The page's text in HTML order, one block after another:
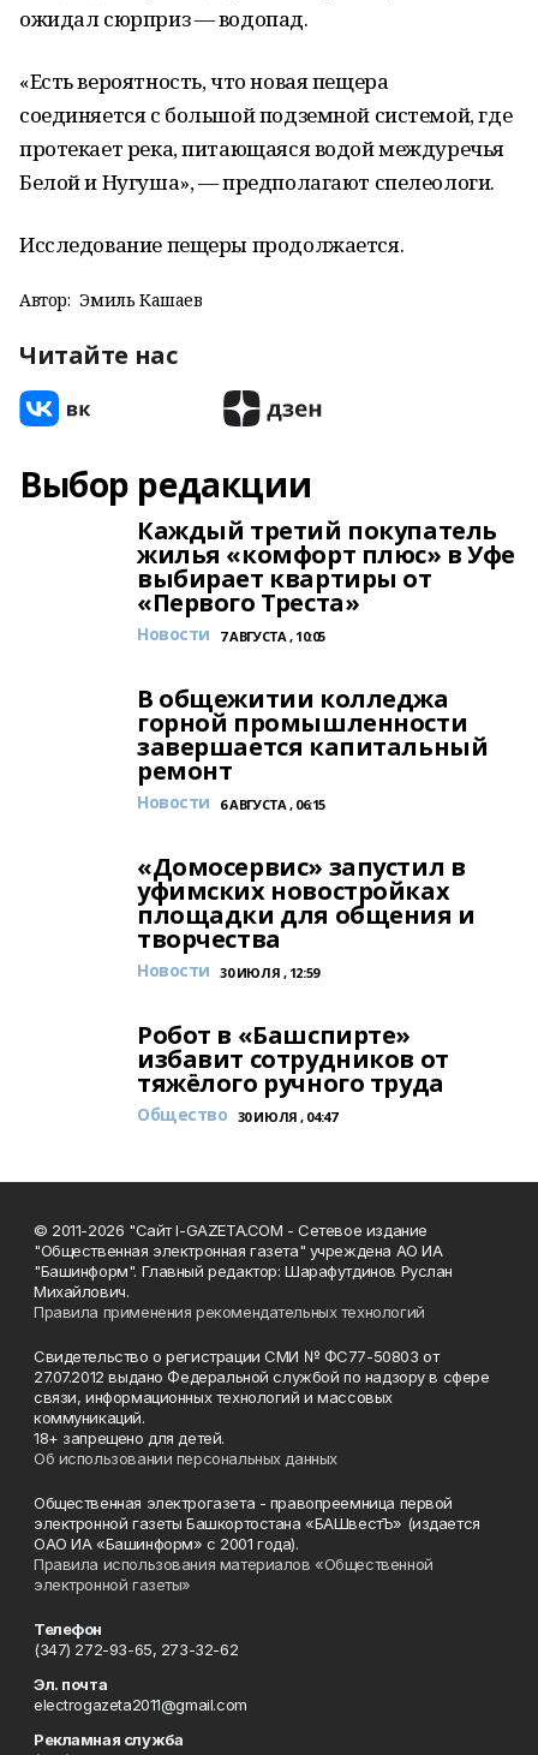
ожидал сюрприз — водопад.
«Есть вероятность, что новая пещера
соединяется с большой подземной системой, где
протекает река, питающаяся водой междуречья
Белой и Нугуша», — предполагают спелеологи.
Исследование пещеры продолжается.
Автор: Эмиль Кашаев
Читайте нас
Выбор редакции
Каждый третий покупатель
жилья «комфорт плюс» в Уфе
выбирает квартиры от
«Первого Треста»
Новости 7 АВГУСТА , 10:05
В общежитии колледжа
горной промышленности
завершается капитальный
ремонт
Новости 6 АВГУСТА , 06:15
«Домосервис» запустил в
уфимских новостройках
площадки для общения и
творчества
Новости 30 ИЮЛЯ , 12:59
Робот в «Башспирте»
избавит сотрудников от
тяжёлого ручного труда
Общество 30 ИЮЛЯ , 04:47
© 2011-2026 "Сайт I-GAZETA.COM - Сетевое издание
"Общественная электронная газета" учреждена АО ИА
"Башинформ". Главный редактор: Шарафутдинов Руслан
Михайлович.
Правила применения рекомендательных технологий
Свидетельство о регистрации СМИ № ФС77-50803 от
27.07.2012 выдано Федеральной службой по надзору в сфере
связи, информационных технологий и массовых
коммуникаций.
18+ запрещено для детей.
Об использовании персональных данных
Общественная электрогазета - правопреемница первой
электронной газеты Башкортостана «БАШвестЪ» (издается
ОАО ИА «Башинформ» с 2001 года).
Правила использования материалов «Общественной
электронной газеты»
Телефон
(347) 272-93-65, 273-32-62
Эл. почта
electrogazeta2011@gmail.com
Рекламная служба